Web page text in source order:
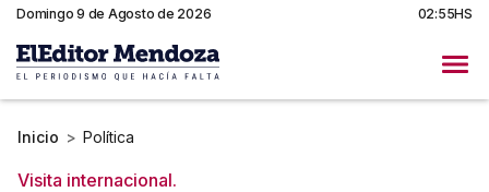
Domingo 9 de Agosto de 2026 02:55HS
Inicio > Política
Visita internacional.